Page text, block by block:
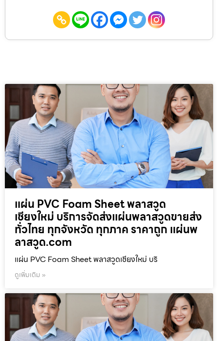
แผ่น PVC Foam Sheet พลาสวูด
เชียงใหม่ บริการจัดส่งแผ่นพลาสวูดขายส่ง
ทั่วไทย ทุกจังหวัด ทุกภาค ราคาถูก แผ่นพ
ลาสวูด.com
แผ่น PVC Foam Sheet พลาสวูดเชียงใหม่ บริ
ดูเพิ่มเติม »